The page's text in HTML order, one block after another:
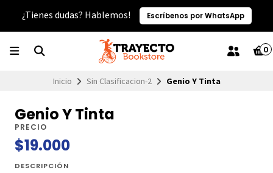
¿Tienes dudas? Hablemos! Escríbenos por WhatsApp
0
Inicio Sin Clasificacion-2 Genio Y Tinta
Genio Y Tinta
PRECIO
$19.000
DESCRIPCIÓN